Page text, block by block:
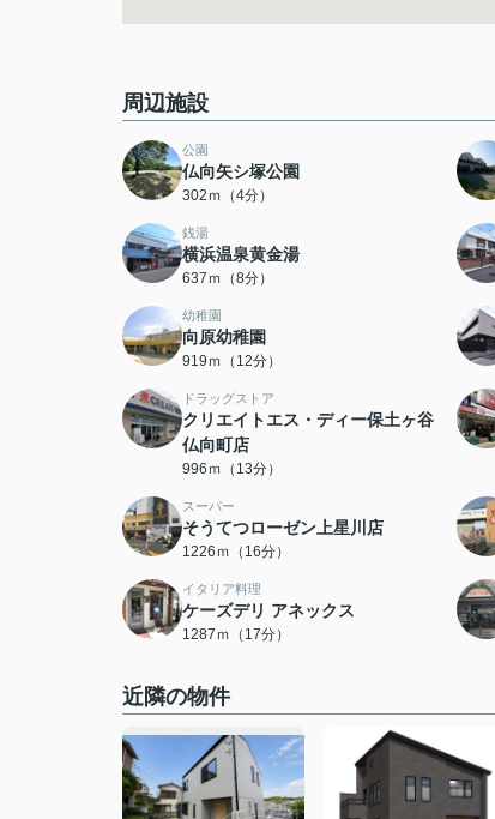
周辺施設
公園
仏向矢シ塚公園
302ｍ（4分）
銭湯
横浜温泉黄金湯
637ｍ（8分）
幼稚園
向原幼稚園
919ｍ（12分）
ドラッグストア
クリエイトエス・ディー保土ヶ谷
仏向町店
996ｍ（13分）
スーパー
そうてつローゼン上星川店
1226ｍ（16分）
イタリア料理
ケーズデリ アネックス
1287ｍ（17分）
近隣の物件